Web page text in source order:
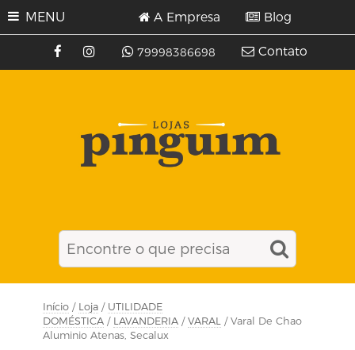
MENU
79998386698
A Empresa Blog
Contato
Início / Loja / UTILIDADE
DOMÉSTICA / LAVANDERIA / VARAL / Varal De Chao
Aluminio Atenas, Secalux